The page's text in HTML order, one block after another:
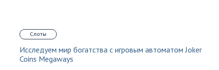
Слоты
Исследуем мир богатства с игровым автоматом Joker
Coins Megaways